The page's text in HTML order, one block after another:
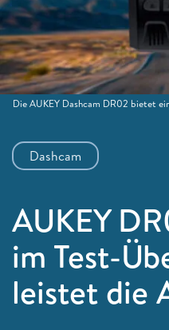
Dashcam
AUKEY
im Test-
leistet die
Die AUKEY Dashcam DR02 bietet